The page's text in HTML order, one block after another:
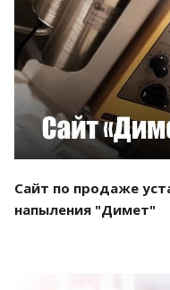
Сайт по продаже
напыления "Димет"